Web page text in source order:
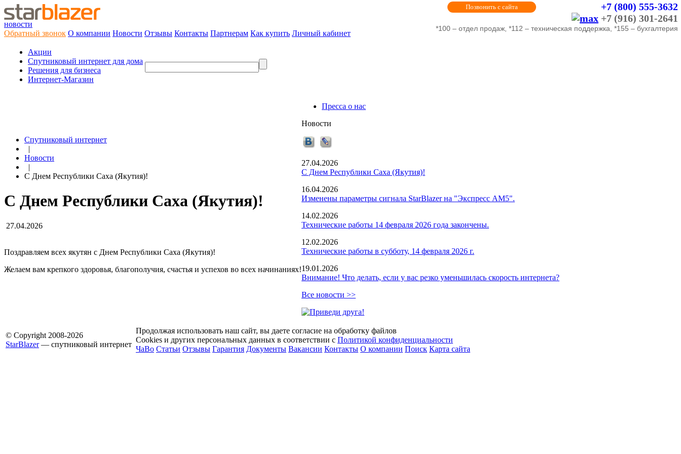
+7 (800) 555-3632
+7 (916) 301-2641
Позвонить с сайта
*100 – отдел продаж, *112 – техническая поддержка, *155 – бухгалтерия
новости
Обратный звонок О компании Новости Отзывы Контакты Партнерам Как купить Личный кабинет
Акции
Cпутниковый интернет для дома
Решения для бизнеса
Интернет-Магазин
Спутниковый интернет
|
Новости
|
С Днем Республики Саха (Якутия)!
С Днем Республики Саха (Якутия)!
27.04.2026
Поздравляем всех якутян с Днем Республики Саха (Якутия)!
Желаем вам крепкого здоровья, благополучия, счастья и успехов во всех начинаниях!
Пресса о нас
Новости
27.04.2026
С Днем Республики Саха (Якутия)!
16.04.2026
Изменены параметры сигнала StarBlazer на "Экспресс АМ5".
14.02.2026
Технические работы 14 февраля 2026 года закончены.
12.02.2026
Технические работы в субботу, 14 февраля 2026 г.
19.01.2026
Внимание! Что делать, если у вас резко уменьшилась скорость интернета?
Все новости >>
© Copyright 2008-2026
StarBlazer— спутниковый интернет
Продолжая использовать наш сайт, вы даете согласие на обработку файлов
Cookies и других персональных данных в соответствии с Политикой конфиденциальности
ЧаВо Статьи Отзывы Гарантия Документы Вакансии Контакты О компании Поиск Карта сайта